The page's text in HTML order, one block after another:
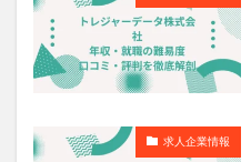
求人企業情報